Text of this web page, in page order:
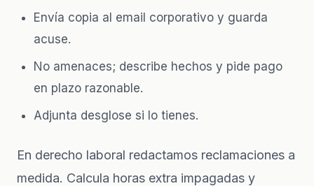
Envía copia al email corporativo y guarda
acuse.
No amenaces; describe hechos y pide pago
en plazo razonable.
Adjunta desglose si lo tienes.
En derecho laboral redactamos reclamaciones a
medida. Calcula horas extra impagadas y